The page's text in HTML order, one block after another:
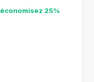
économisez 25%